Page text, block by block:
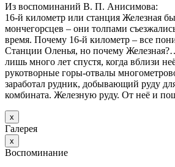
Из воспоминаний В. П. Анисимова:
16-й километр или станция Железная
мончегорсцев – они толпами
время. Почему 16-й километр – все
Станции Оленья, но почему
лишь много лет спустя, когда вблизи
рукотворные горы-отвалы
заработал рудник, добывающий руду
комбината. Железную руду. От неё и
х
Галерея
х
Воспоминание